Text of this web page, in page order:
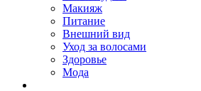
Макияж
Питание
Внешний вид
Уход за волосами
Здоровье
Мода